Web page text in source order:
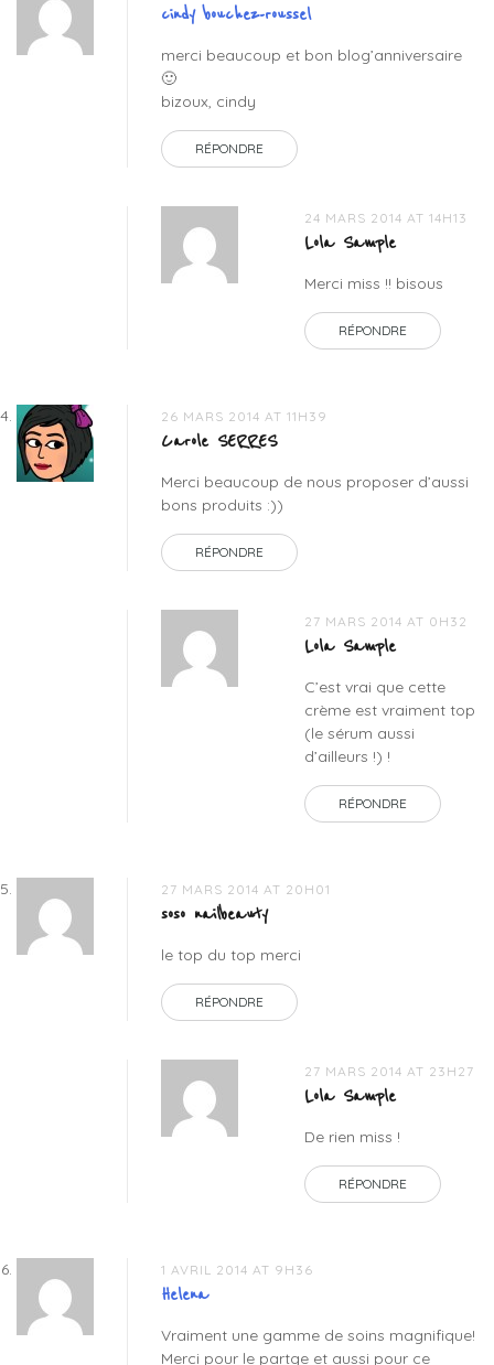
cindy bouchez-roussel
merci beaucoup et bon blog’anniversaire
🙂
bizoux, cindy
RÉPONDRE
24 MARS 2014 AT 14H13
Lola Sample
Merci miss !! bisous
RÉPONDRE
26 MARS 2014 AT 11H39
Carole SERRES
Merci beaucoup de nous proposer d’aussi
bons produits :))
RÉPONDRE
27 MARS 2014 AT 0H32
Lola Sample
C’est vrai que cette
crème est vraiment top
(le sérum aussi
d’ailleurs !) !
RÉPONDRE
27 MARS 2014 AT 20H01
soso nailbeauty
le top du top merci
RÉPONDRE
27 MARS 2014 AT 23H27
Lola Sample
De rien miss !
RÉPONDRE
1 AVRIL 2014 AT 9H36
Helena
Vraiment une gamme de soins magnifique!
Merci pour le partge et aussi pour ce